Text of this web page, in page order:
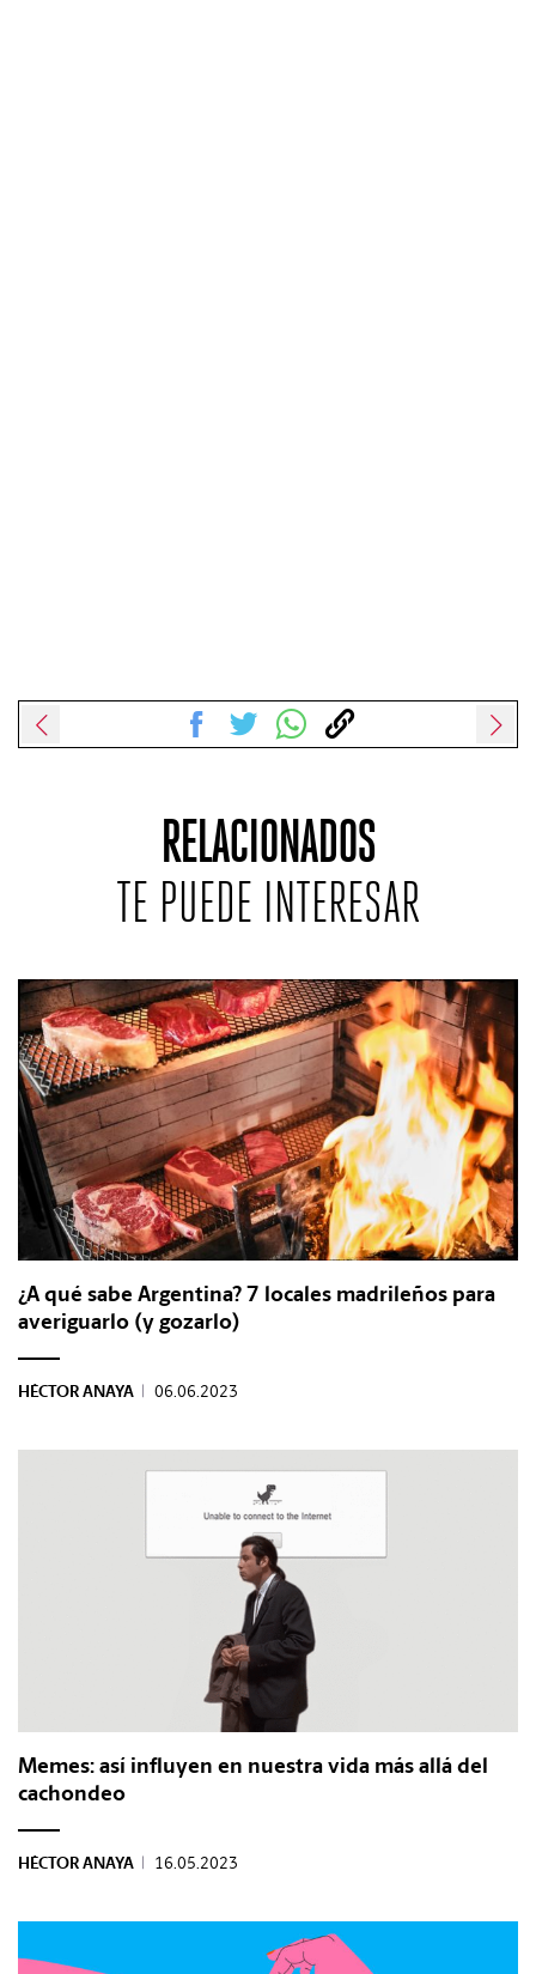
RELACIONADOS
TE PUEDE INTERESAR
¿A qué sabe Argentina? 7 locales madrileños para
averiguarlo (y gozarlo)
HÉCTOR ANAYA | 06.06.2023
Memes: así influyen en nuestra vida más allá del
cachondeo
HÉCTOR ANAYA | 16.05.2023